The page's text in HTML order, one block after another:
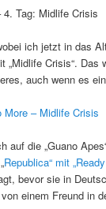
Tag: Midlife Crisis
ich jetzt in das
„Midlife Crisis“.
auch wenn es
More – Midlife Crisis
auf die „Guano
Republica“ mit
bevor sie in
einem Freund in